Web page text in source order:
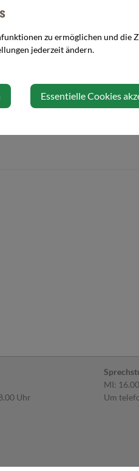
Uhr
MI:
Um
zu ermöglichen und die
jederzeit ändern.
Essentielle Cookies